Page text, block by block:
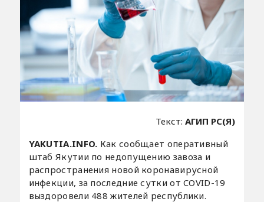
Текст:АГИП РС(Я)
YAKUTIA.INFO. Как сообщает оперативный
штаб Якутии по недопущению завоза и
распространения новой коронавирусной
инфекции, за последние сутки от COVID-19
выздоровели 488 жителей республики.